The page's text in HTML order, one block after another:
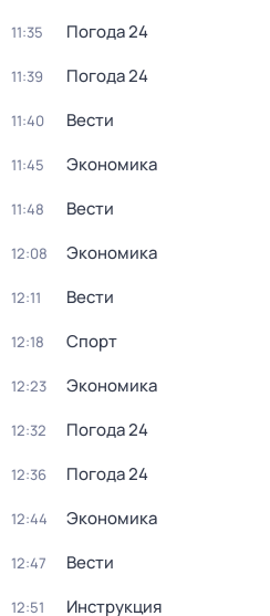
11:35 Погода 24
11:39 Погода 24
11:40 Вести
11:45 Экономика
11:48 Вести
12:08 Экономика
12:11 Вести
12:18 Спорт
12:23 Экономика
12:32 Погода 24
12:36 Погода 24
12:44 Экономика
12:47 Вести
12:51 Инструкция